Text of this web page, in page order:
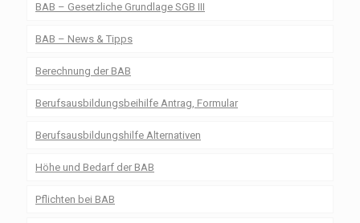
BAB – Gesetzliche Grundlage SGB III
BAB – News & Tipps
Berechnung der BAB
Berufsausbildungsbeihilfe Antrag, Formular
Berufsausbildungshilfe Alternativen
Höhe und Bedarf der BAB
Pflichten bei BAB